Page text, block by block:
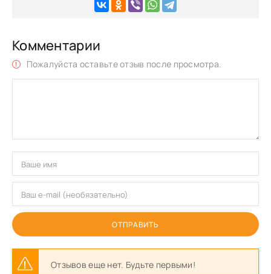
Комментарии
Пожалуйста оставьте отзыв после просмотра.
ОТПРАВИТЬ
Отзывов еще нет. Будьте первыми!